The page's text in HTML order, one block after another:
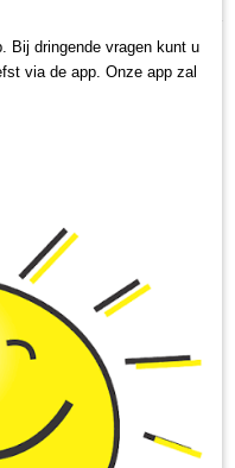
Bij dringende vragen kunt u
via de app. Onze app zal